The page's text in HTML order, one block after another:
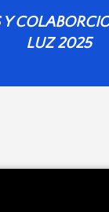
LUZ 2025